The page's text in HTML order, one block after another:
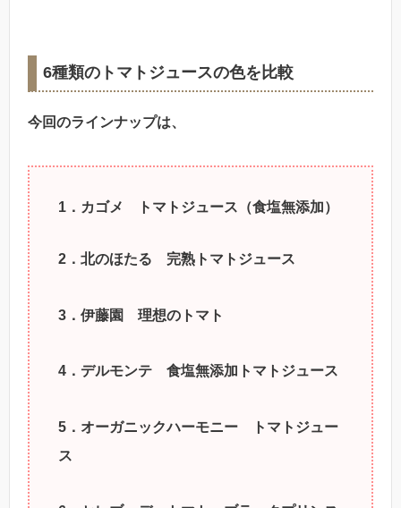
6種類のトマトジュースの色を比較
今回のラインナップは、
1．カゴメ トマトジュース（食塩無添加）
2．北のほたる 完熟トマトジュース
3．伊藤園 理想のトマト
4．デルモンテ 食塩無添加トマトジュース
5．オーガニックハーモニー トマトジュー
ス